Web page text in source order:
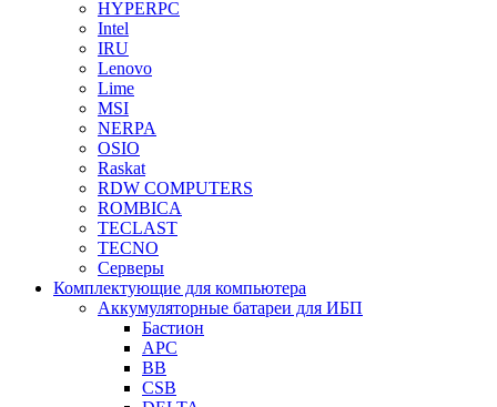
HYPERPC
Intel
IRU
Lenovo
Lime
MSI
NERPA
OSIO
Raskat
RDW COMPUTERS
ROMBICA
TECLAST
TECNO
Серверы
Комплектующие для компьютера
Аккумуляторные батареи для ИБП
Бастион
APC
BB
CSB